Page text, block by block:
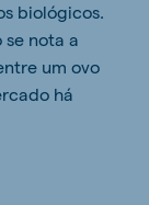
biológicos.
se nota a
um ovo
há